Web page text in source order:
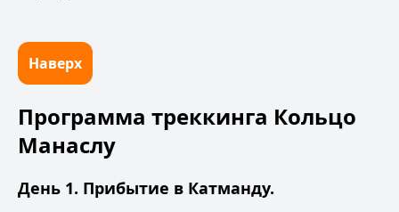
Наверх
Программа треккинга Кольцо
Манаслу
День 1. Прибытие в Катманду.